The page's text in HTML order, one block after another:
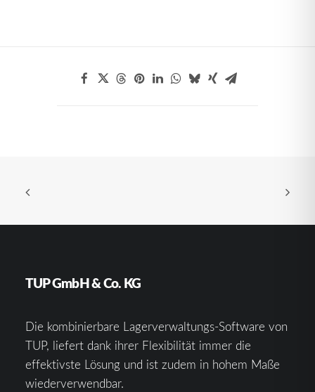
TUP GmbH & Co. KG
Die kombinierbare Lagerverwaltungs-Software von
TUP, liefert dank ihrer Flexibilität immer die
effektivste Lösung und ist zudem in hohem Maße
wiederverwendbar.